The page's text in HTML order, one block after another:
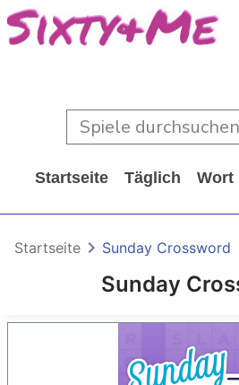
Startseite Täglich Wort
Sunday
Startseite Sunday Crossword